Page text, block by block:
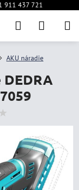
911 437 721
AKU náradie